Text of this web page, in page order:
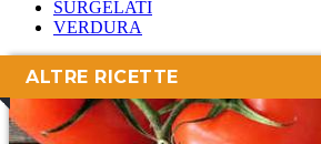
SURGELATI
VERDURA
ALTRE RICETTE